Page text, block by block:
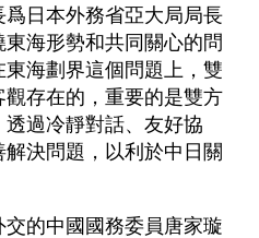
日本外務省亞大局局長
海形勢和共同關心的問
海劃界這個問題上，雙
存在的，重要的是雙方
過冷靜對話、友好協
決問題，以利於中日關
的中國國務委員唐家璇